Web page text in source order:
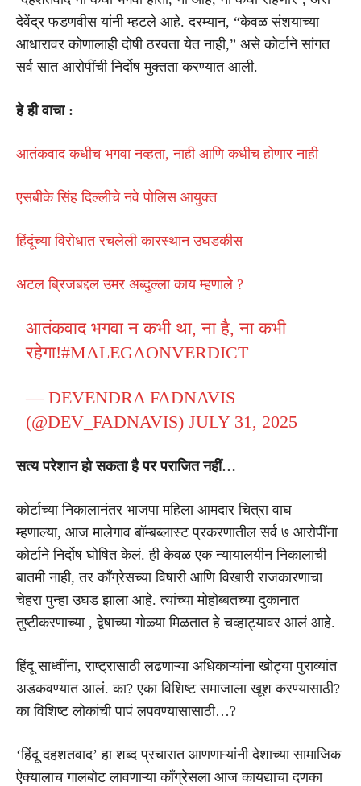
देवेंद्र फडणवीस यांनी म्हटले आहे. दरम्यान, “केवळ संशयाच्या
आधारावर कोणालाही दोषी ठरवता येत नाही,” असे कोर्टाने सांगत
सर्व सात आरोपींची निर्दोष मुक्तता करण्यात आली.
हे ही वाचा :
आतंकवाद कधीच भगवा नव्हता, नाही आणि कधीच होणार नाही
एसबीके सिंह दिल्लीचे नवे पोलिस आयुक्त
हिंदूंच्या विरोधात रचलेली कारस्थान उघडकीस
अटल ब्रिजबद्दल उमर अब्दुल्ला काय म्हणाले ?
आतंकवाद भगवा न कभी था, ना है, ना कभी
रहेगा!#MALEGAONVERDICT
— DEVENDRA FADNAVIS
(@DEV_FADNAVIS)JULY 31, 2025
सत्य परेशान हो सकता है पर पराजित नहीं…
कोर्टाच्या निकालानंतर भाजपा महिला आमदार चित्रा वाघ
म्हणाल्या, आज मालेगाव बॉम्बब्लास्ट प्रकरणातील सर्व ७ आरोपींना
कोर्टाने निर्दोष घोषित केलं. ही केवळ एक न्यायालयीन निकालाची
बातमी नाही, तर काँग्रेसच्या विषारी आणि विखारी राजकारणाचा
चेहरा पुन्हा उघड झाला आहे. त्यांच्या मोहोब्बतच्या दुकानात
तुष्टीकरणाच्या , द्वेषाच्या गोळ्या मिळतात हे चव्हाट्यावर आलं आहे.
हिंदू साध्वींना, राष्ट्रासाठी लढणाऱ्या अधिकाऱ्यांना खोट्या पुराव्यांत
अडकवण्यात आलं. का? एका विशिष्ट समाजाला खूश करण्यासाठी?
का विशिष्ट लोकांची पापं लपवण्यासासाठी…?
‘हिंदू दहशतवाद’ हा शब्द प्रचारात आणणाऱ्यांनी देशाच्या सामाजिक
ऐक्यालाच गालबोट लावणाऱ्या काँग्रेसला आज कायद्याचा दणका